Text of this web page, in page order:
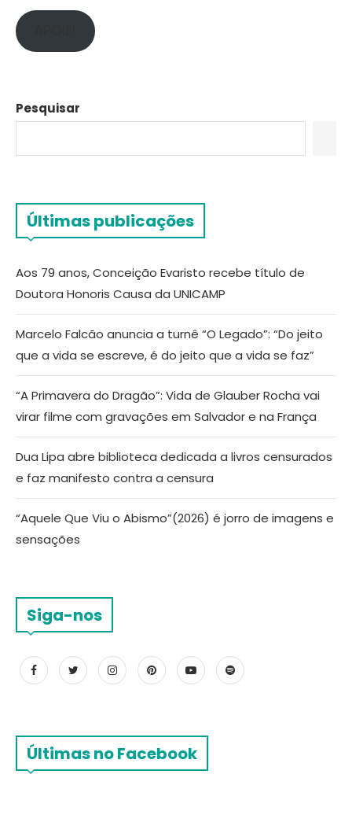
Pesquisar
Últimas publicações
Aos 79 anos, Conceição Evaristo recebe título de
Doutora Honoris Causa da UNICAMP
Marcelo Falcão anuncia a turnê “O Legado”: “Do jeito
que a vida se escreve, é do jeito que a vida se faz”
“A Primavera do Dragão”: Vida de Glauber Rocha vai
virar filme com gravações em Salvador e na França
Dua Lipa abre biblioteca dedicada a livros censurados
e faz manifesto contra a censura
“Aquele Que Viu o Abismo”(2026) é jorro de imagens e
sensações
Siga-nos
Últimas no Facebook